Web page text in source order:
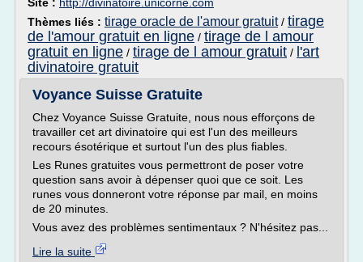
Thèmes liés : tirage oracle de l'amour gratuit/ tirage
de l'amour gratuit en ligne / tirage de l amour
gratuit en ligne / tirage de l amour gratuit / l'art
divinatoire gratuit
Voyance Suisse Gratuite
Chez Voyance Suisse Gratuite, nous nous efforçons de
travailler cet art divinatoire qui est l'un des meilleurs
recours ésotérique et surtout l'un des plus fiables.
Les Runes gratuites vous permettront de poser votre
question sans avoir à dépenser quoi que ce soit. Les
runes vous donneront votre réponse par mail, en moins
de 20 minutes.
Vous avez des problèmes sentimentaux ? N'hésitez pas...
Lire la suite